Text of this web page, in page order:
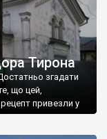
Тирона
згадати
що цей,
рецепт привезли у